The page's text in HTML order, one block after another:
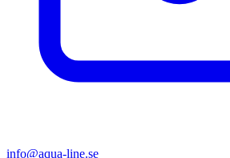
info@aqua-line.se